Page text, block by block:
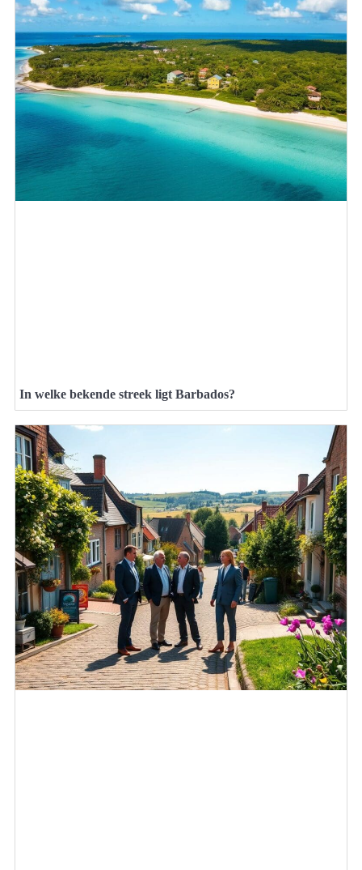
In welke bekende streek ligt Barbados?